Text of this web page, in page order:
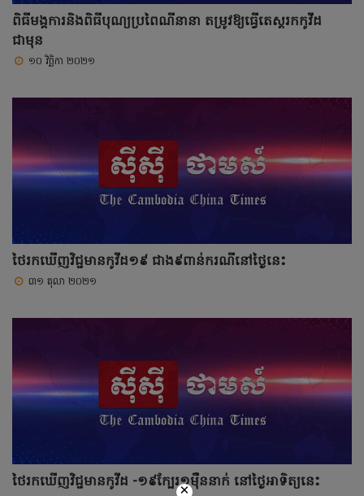
ពិធីមង្គការនិងពិធីបុណ្យប្រពៃណីនានា តម្រូវឱ្យធ្វើតេស្តរកកូវីដ
ជាមុន
១០ វិច្ឆិកា ២០២១
ថៃរកឃើញវិជ្ជមានកូវីដ១៩ ជាង៩ពាន់ករណីនៅថ្ងៃនេះ
៣១ តុលា ២០២១
ថៃរកឃើញវិជ្ជមានកូវីដ -១៩ក្បែរ១ម៉ឺននាក់ នៅថ្ងៃអាទិត្យនេះ